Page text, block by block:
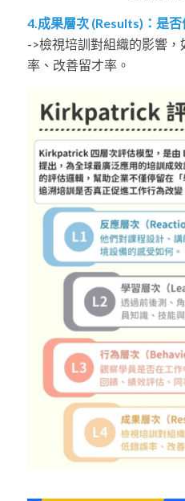
4.成果層次 (Results)：是否
->檢視培訓對組織的影響
率、改善留才率。